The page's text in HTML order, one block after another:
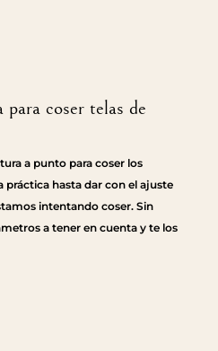
para coser telas de
a punto para coser los
práctica hasta dar con el ajuste
intentando coser. Sin
a tener en cuenta y te los